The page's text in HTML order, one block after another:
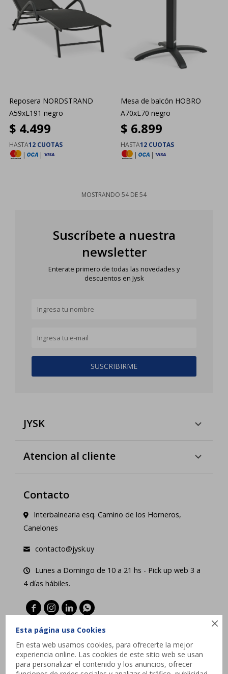

Esta página usa Cookies
En esta web usamos cookies, para ofrecerte la mejor
experiencia online. Las cookies de este sitio web se usan
para personalizar el contenido y los anuncios, ofrecer
Reposera NORDSTRAND
A59xL191 negro
$ 4.499
HASTA12 CUOTAS
|
|
Mesa de balcón HOBRO
A70xL70 negro
$ 6.899
HASTA12 CUOTAS
|
|
MOSTRANDO 54DE54
Suscríbete a nuestra
newsletter
Enterate primero de todas las novedades y
descuentos en Jysk
SUSCRIBIRME
JYSK
Atencion al cliente
Contacto
Interbalnearia esq. Camino de los Horneros,
Canelones
contacto@jysk.uy
Lunes a Domingo de 10 a 21 hs - Pick up web 3 a
4 días hábiles.
   